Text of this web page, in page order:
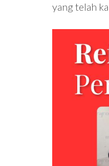
yang telah